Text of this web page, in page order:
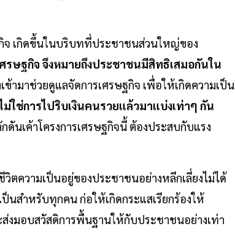
กิจ เกิดขึ้นในบริบทที่ประชาชนส่วนใหญ่ของ
รษฐกิจ จึงหมายถึงประชาชนมีสิทธิเสมอกันใน
ามาช่วยดูแลจัดการเศรษฐกิจ เพื่อให้เกิดความเป็น
ม่ใช่การไปริบเงินคนรวยแล้วมาแบ่งเท่าๆ กัน
ดันเค้าโครงการเศรษฐกิจนี้ ต้องประสบกับแรง
ตความเป็นอยู่ของประชาชนอย่างหลีกเลี่ยงไม่ได้
นสำหรับทุกคน ก่อให้เกิดกระแสเรียกร้องให้
ส่งมอบสวัสดิการพื้นฐานให้กับประชาชนอย่างเท่า